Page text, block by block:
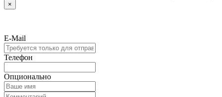
×
E-Mail
Телефон
Опционально